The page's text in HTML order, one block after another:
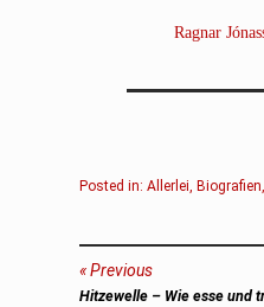
Ragnar
Posted in:Allerlei, Biografien,
Previous
Previous
Hitzewelle – Wie esse und